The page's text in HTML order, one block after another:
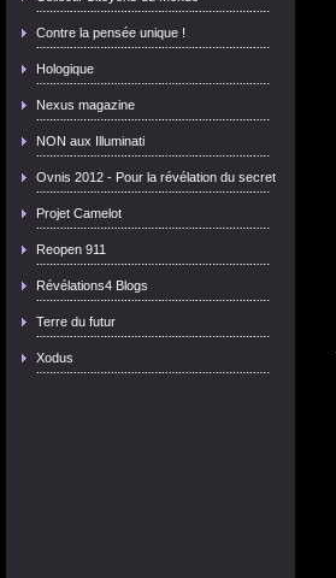
Contre la pensée unique !
Hologique
Nexus magazine
NON aux Illuminati
Ovnis 2012 - Pour la révélation du secret
Projet Camelot
Reopen 911
Révélations4 Blogs
Terre du futur
Xodus